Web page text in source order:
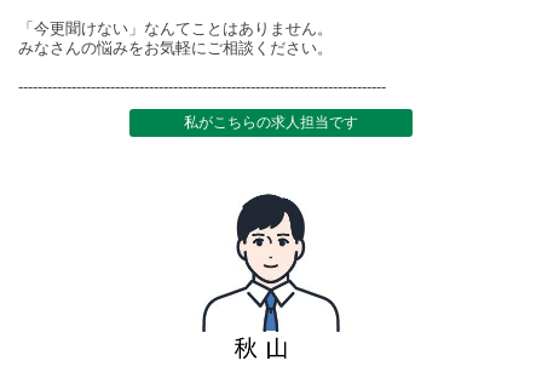
「今更聞けない」なんてことはありません。
みなさんの悩みをお気軽にご相談ください。
----------------------------------------------------------------------------
私がこちらの求人担当です